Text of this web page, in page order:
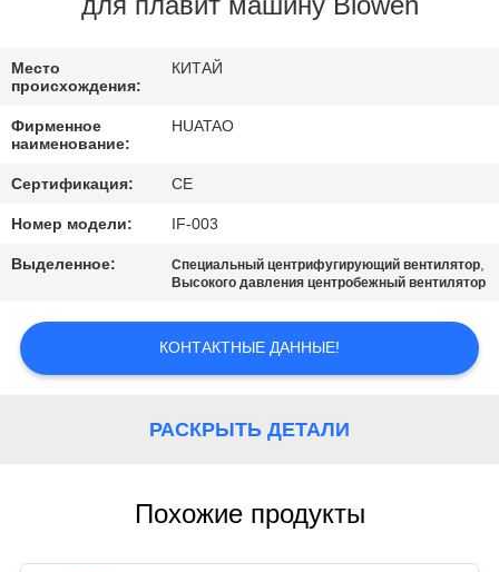
СВЯЖИТЕСЬ
МЫ
НОВОСТИ
СПРОСИТЕ
SITEMAP
Место
происхождения:
КИТАЙ
Фирменное
наименование:
HUATAO
Сертификация: CE
Номер модели: IF-003
Выделенное: Специальный центрифугирующий вентилятор,
Высокого давления центробежный вентилятор
КОНТАКТНЫЕ ДАННЫЕ!
РАСКРЫТЬ ДЕТАЛИ
Похожие продукты